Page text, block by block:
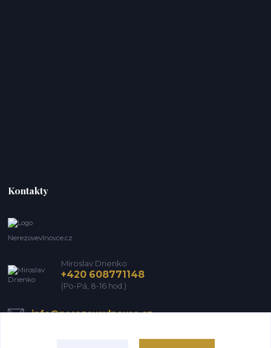
Kontakty
Nerezovevlnovce.cz
Miroslav Drienko
+420 608771148
(Po-Pá, 8-16 hod.)
info@nerezovevlnovce.cz